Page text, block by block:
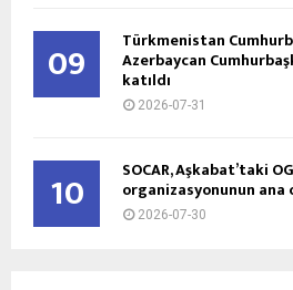
09 Türkmenistan
Azerbaycan
katıldı
2026-07-31
10 SOCAR, Aşkabat’taki
organizasyonunun ana
2026-07-30